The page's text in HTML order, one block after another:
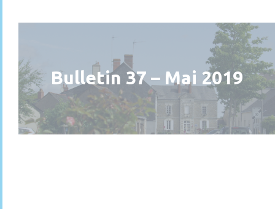
Bulletin 37 – Mai 2019